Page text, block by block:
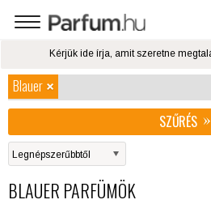
Blauer
SZŰRÉS
BLAUER PARFÜMÖK